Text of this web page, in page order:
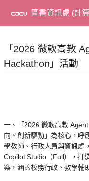
主
圖書資訊處 (計
「2026 微軟高教
Hackathon」活動
一、「2026 微軟高教
向、創新驅動」為核心，呼
學教師、行政人員與資訊處
Copilot Studio（Full），打
案，涵蓋校務行政、教學輔